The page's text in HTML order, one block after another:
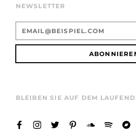
NEWSLETTER
BLEIBEN SIE AUF DEM